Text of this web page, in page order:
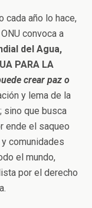
cada año lo hace,
convoca a
del Agua,
PARA LA
crear paz o
y lema de la
sino que busca
ende el saqueo
comunidades
el mundo,
por el derecho